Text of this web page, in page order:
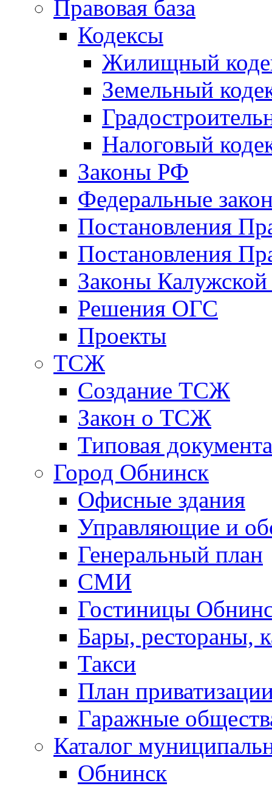
Правовая база
Кодексы
Жилищный
Земельный
Налоговый
Законы РФ
Федеральные
Постановления
Постановления
Законы Калужской
Решения ОГС
Проекты
ТСЖ
Создание ТСЖ
Закон о ТСЖ
Типовая
Город Обнинск
Офисные здания
Управляющие и
Генеральный план
СМИ
Гостиницы
Бары, рестораны,
Такси
План
Гаражные
Каталог
Обнинск